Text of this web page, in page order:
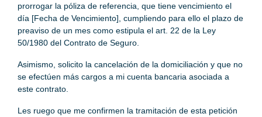
prorrogar la póliza de referencia, que tiene vencimiento el
día [Fecha de Vencimiento], cumpliendo para ello el plazo de
preaviso de un mes como estipula el art. 22 de la Ley
50/1980 del Contrato de Seguro.
Asimismo, solicito la cancelación de la domiciliación y que no
se efectúen más cargos a mi cuenta bancaria asociada a
este contrato.
Les ruego que me confirmen la tramitación de esta petición